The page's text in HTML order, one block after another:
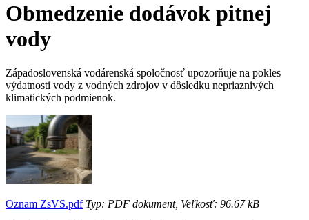
Obmedzenie dodávok pitnej
vody
Západoslovenská vodárenská spoločnosť upozorňuje na pokles
výdatnosti vody z vodných zdrojov v dôsledku nepriaznivých
klimatických podmienok.
Oznam ZsVS.pdfTyp: PDF dokument, Veľkosť: 96.67 kB